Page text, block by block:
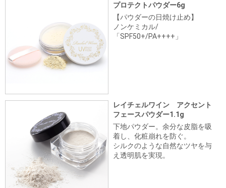
プロテクトパウダー6g
【パウダーの日焼け止め】
ノンケミカル/
「SPF50+/PA++++」
レイチェルワイン アクセント
フェースパウダー1.1g
下地パウダー。余分な皮脂を吸
着し、化粧崩れを防ぐ。
シルクのような自然なツヤを与
え透明肌を実現。